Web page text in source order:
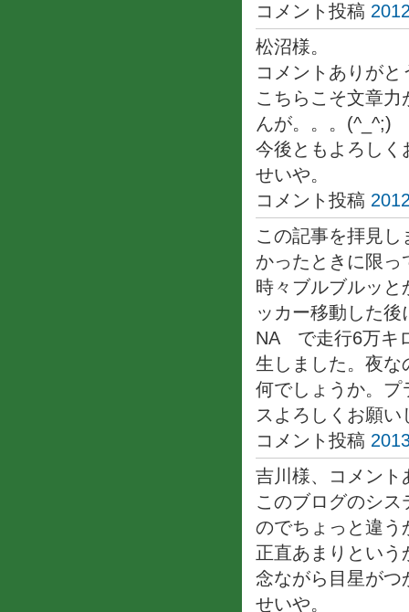
コメント投稿
松沼様。
コメントありが
こちらこそ文章
んが。。。(^_^;)
今後ともよろしく
せいや。
コメント投稿
この記事を拝見
かったときに限
時々ブルブルッ
ッカー移動した
NA で走行6万キ
生しました。夜な
何でしょうか。プ
スよろしくお願い
コメント投稿
吉川様、コメント
このブログのシ
のでちょっと違う
正直あまりとい
念ながら目星がつ
せいや。